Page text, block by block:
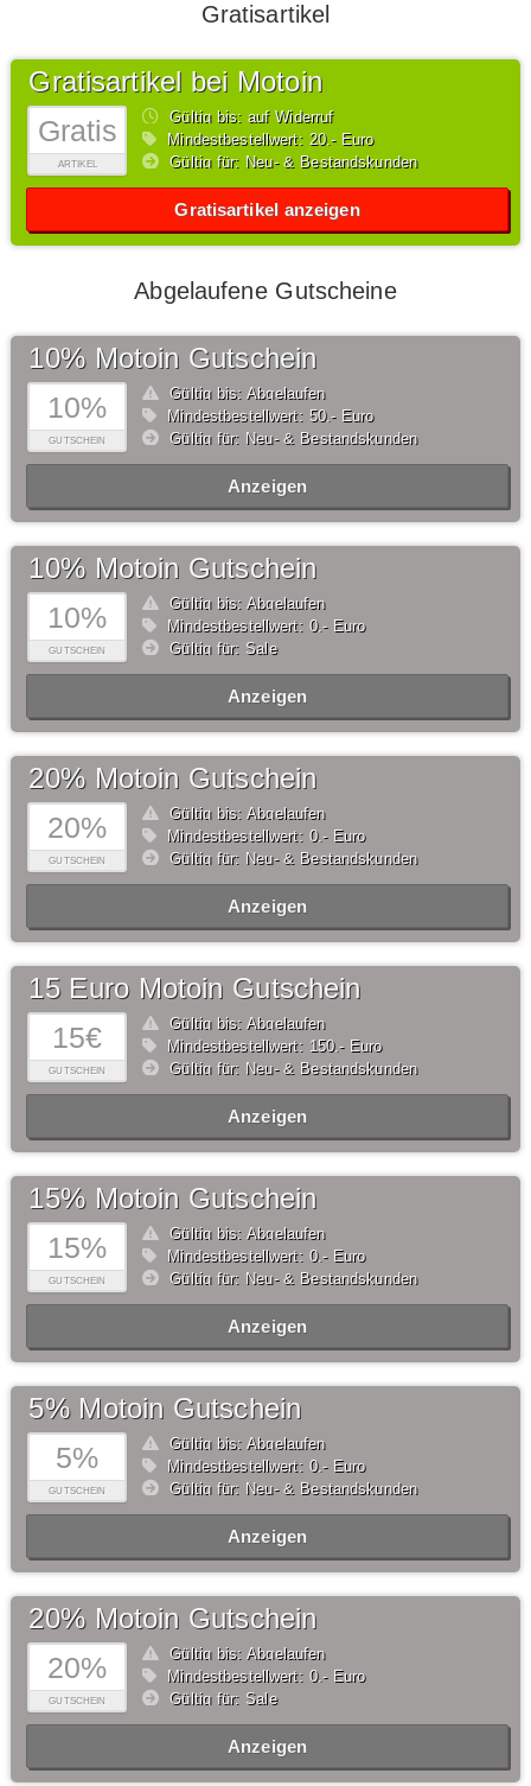
Gratisartikel
Gratis
ARTIKEL
Gratisartikel bei Motoin
Gültig bis: auf Widerruf
Mindestbestellwert: 20,- Euro
Gültig für: Neu- & Bestandskunden
Gratisartikel anzeigen
Abgelaufene Gutscheine
10%
GUTSCHEIN
10% Motoin Gutschein
Gültig bis: Abgelaufen
Mindestbestellwert: 50,- Euro
Gültig für: Neu- & Bestandskunden
Anzeigen
10%
GUTSCHEIN
10% Motoin Gutschein
Gültig bis: Abgelaufen
Mindestbestellwert: 0,- Euro
Gültig für: Sale
Anzeigen
20%
GUTSCHEIN
20% Motoin Gutschein
Gültig bis: Abgelaufen
Mindestbestellwert: 0,- Euro
Gültig für: Neu- & Bestandskunden
Anzeigen
15€
GUTSCHEIN
15 Euro Motoin Gutschein
Gültig bis: Abgelaufen
Mindestbestellwert: 150,- Euro
Gültig für: Neu- & Bestandskunden
Anzeigen
15%
GUTSCHEIN
15% Motoin Gutschein
Gültig bis: Abgelaufen
Mindestbestellwert: 0,- Euro
Gültig für: Neu- & Bestandskunden
Anzeigen
5%
GUTSCHEIN
5% Motoin Gutschein
Gültig bis: Abgelaufen
Mindestbestellwert: 0,- Euro
Gültig für: Neu- & Bestandskunden
Anzeigen
20%
GUTSCHEIN
20% Motoin Gutschein
Gültig bis: Abgelaufen
Mindestbestellwert: 0,- Euro
Gültig für: Sale
Anzeigen